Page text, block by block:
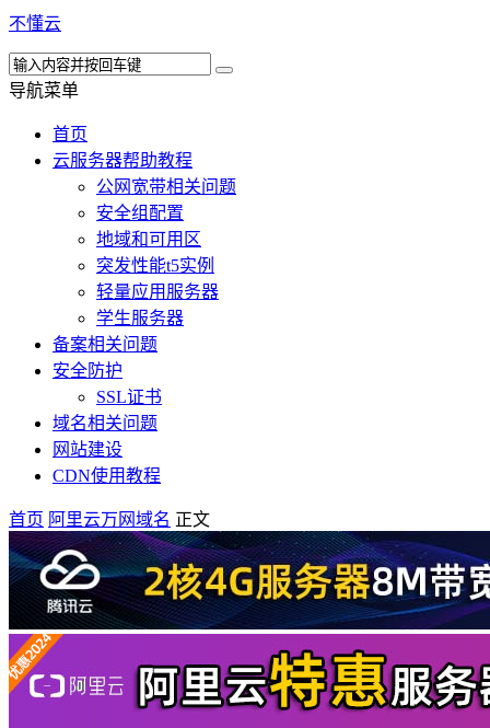
不懂云
导航菜单
首页
云服务器帮助教程
公网宽带相关问题
安全组配置
地域和可用区
突发性能t5实例
轻量应用服务器
学生服务器
备案相关问题
安全防护
SSL证书
域名相关问题
网站建设
CDN使用教程
首页 阿里云万网域名 正文